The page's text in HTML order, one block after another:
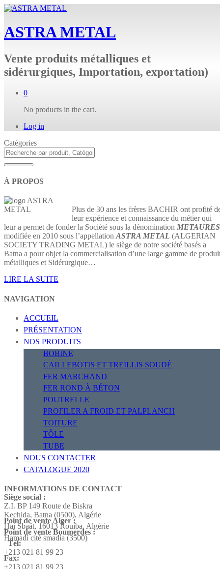
ASTRA METAL
Vente produits métalliques et
sidérurgiques, Importation, exportation)
0
No products in the cart.
Log in
Catégories
À PROPOS
Plus de 30 ans les frères BACHIR ont profité
leur expérience et connaissance du métier qui
leur a permet de fonder la Société sous la dénomination METAURES
modifiée en 2010 sous l’appellation ASTRA METAL (ALGERIAN
SOCIETY TRADING METAL) le siège de notre société basés a
Batna a pour objet la commercialisation d’une large gamme de
métalliques et Sidérurgique…
LIRE LA SUITE
NAVIGATION
ACCUEIL
PRÉSENTATION
NOS PRODUITS
BOBINE
CAILLEBOTIS ET TREILLIS SOUDÉ
FER MARCHAND
FER ROND À BÉTON
POUTRELLE
PROFILER A FROID ET PALPLANCH
TOITURE
TÔLE
TUBE
NOUS CONTACTER
CATALOGUE 2020
INFORMATIONS DE CONTACT
Siège social :
Z.I. BP 149 Route de Biskra
Kechida, Batna (0500), Algérie
Point de vente Alger :
Hai Sbaât, 16013 Rouiba, Algérie
Point de vente Boumerdes :
Hamadi cité smadia (3500)
Tél:
+213 021 81 99 23
Fax:
+213 021 81 99 23